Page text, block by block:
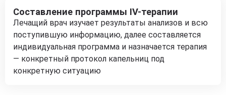
Составление программы IV-терапии
Лечащий врач изучает результаты анализов и всю
поступившую информацию, далее составляется
индивидуальная программа и назначается терапия
— конкретный протокол капельниц под
конкретную ситуацию